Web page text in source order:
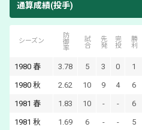
通算成績(投手)
シーズン 防御率 試合 先発 完投 勝利
1980 春 3.78 5 3 0 1
1980 秋 2.62 10 9 4 6
1981 春 1.83 10 - - 6
1981 秋 1.69 6 - - 5